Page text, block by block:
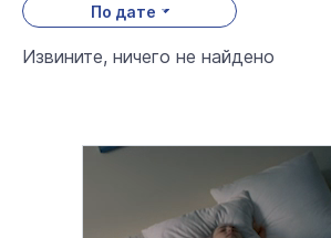
По дате
Извините, ничего не найдено